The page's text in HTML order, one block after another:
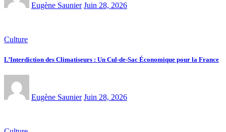
Eugène Saunier Juin 28, 2026
Culture
L’Interdiction des Climatiseurs : Un Cul-de-Sac Économique pour la France
Eugène Saunier Juin 28, 2026